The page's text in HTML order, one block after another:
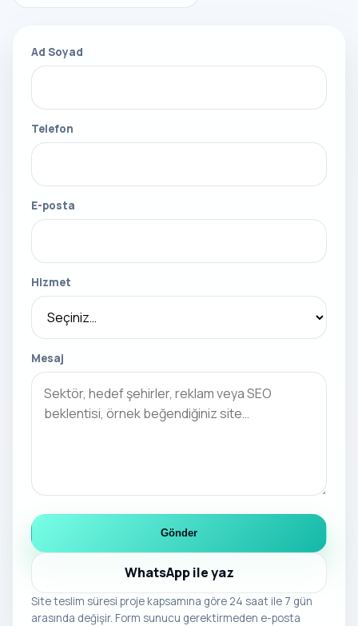
Ad Soyad
Telefon
E-posta
Hizmet
Mesaj
Gönder
WhatsApp ile yaz
Site teslim süresi proje kapsamına göre 24 saat ile 7 gün
arasında değişir. Form sunucu gerektirmeden e-posta